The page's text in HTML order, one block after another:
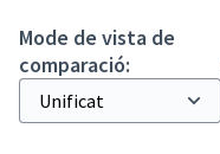
Mode de vista de
comparació: